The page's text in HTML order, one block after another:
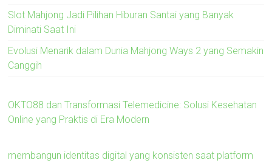
Slot Mahjong Jadi Pilihan Hiburan Santai yang Banyak
Diminati Saat Ini
Evolusi Menarik dalam Dunia Mahjong Ways 2 yang Semakin
Canggih
OKTO88 dan Transformasi Telemedicine: Solusi Kesehatan
Online yang Praktis di Era Modern
membangun identitas digital yang konsisten saat platform